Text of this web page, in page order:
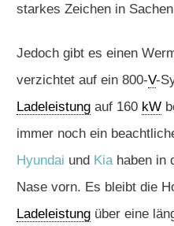
starkes Zeichen in
Jedoch gibt es einen
verzichtet auf ein 800-V-
Ladeleistung auf 160 kW
immer noch ein
Hyundai und Kiahaben in
Nase vorn. Es bleibt die
Ladeleistung über eine